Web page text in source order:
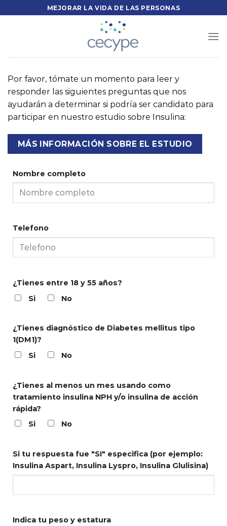
al
MEJORAR LA VIDA DE LAS PERSONAS
Por favor, tómate un momento para leer y
responder las siguientes preguntas que nos
ayudarán a determinar si podría ser candidato para
participar en nuestro estudio sobre Insulina:
MÁS INFORMACIÓN SOBRE EL ESTUDIO
Nombre completo
Telefono
¿Tienes entre 18 y 55 años?
Si
No
¿Tienes diagnóstico de Diabetes mellitus tipo
1(DM1)?
Si
No
¿Tienes al menos un mes usando como
tratamiento insulina NPH y/o insulina de acción
rápida?
Si
No
Si tu respuesta fue "SI" especifica (por ejemplo:
Insulina Aspart, Insulina Lyspro, Insulina Glulisina)
Indica tu peso y estatura